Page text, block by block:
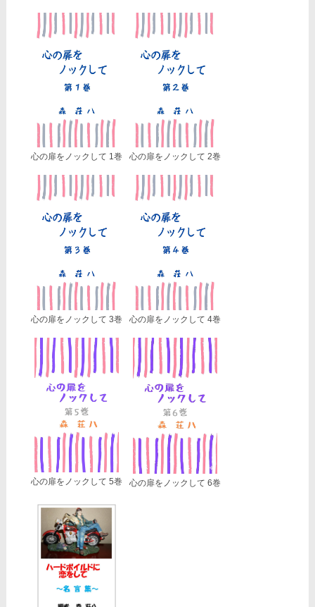
心の扉をノックして 1巻 心の扉をノックして 2巻
心の扉をノックして 3巻 心の扉をノックして 4巻
心の扉をノックして 5巻 心の扉をノックして 6巻